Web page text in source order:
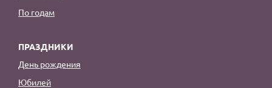
По годам
ПРАЗДНИКИ
День рождения
Юбилей